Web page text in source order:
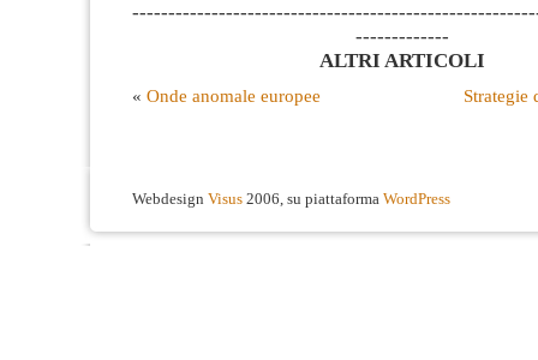
-------------
ALTRI ARTICOLI
« Onde anomale europee Strategie
Webdesign Visus 2006, su piattaforma WordPress